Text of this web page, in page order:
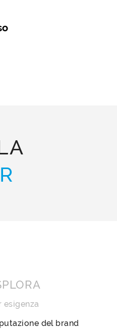
esigenza
del brand